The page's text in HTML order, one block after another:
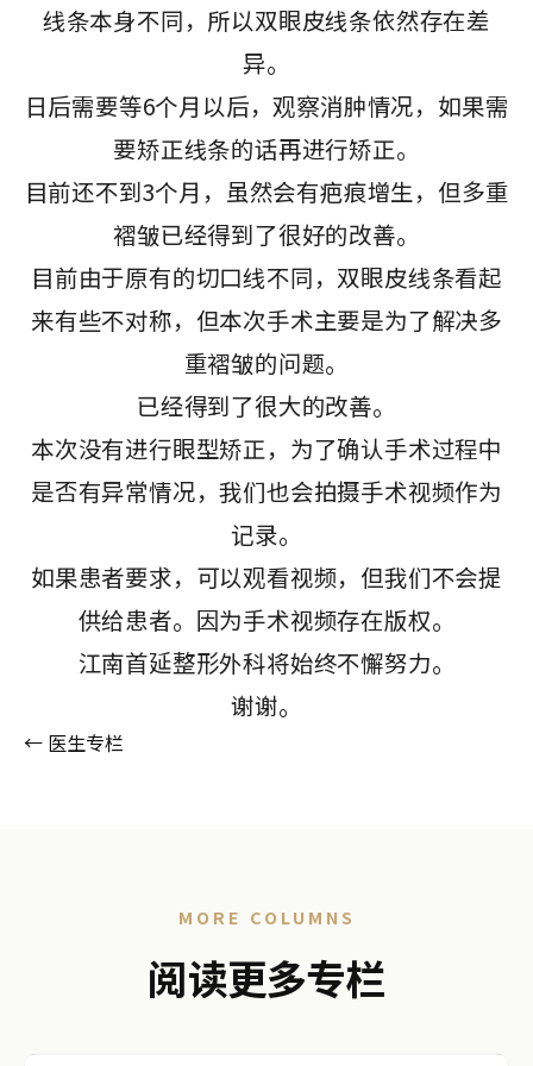
线条本身不同，所以双眼皮线条依然存在差
异。
日后需要等6个月以后，观察消肿情况，如果需
要矫正线条的话再进行矫正。
目前还不到3个月，虽然会有疤痕增生，但多重
褶皱已经得到了很好的改善。
目前由于原有的切口线不同，双眼皮线条看起
来有些不对称，但本次手术主要是为了解决多
重褶皱的问题。
已经得到了很大的改善。
本次没有进行眼型矫正，为了确认手术过程中
是否有异常情况，我们也会拍摄手术视频作为
记录。
如果患者要求，可以观看视频，但我们不会提
供给患者。因为手术视频存在版权。
江南首延整形外科将始终不懈努力。
谢谢。
← 医生专栏
MORE COLUMNS
阅读更多专栏